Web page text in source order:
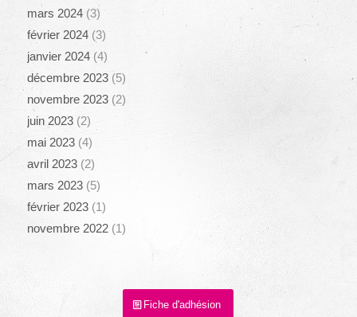
mars 2024(3)
février 2024(3)
janvier 2024(4)
décembre 2023(5)
novembre 2023(2)
juin 2023(2)
mai 2023(4)
avril 2023(2)
mars 2023(5)
février 2023(1)
novembre 2022(1)
Fiche d'adhésion